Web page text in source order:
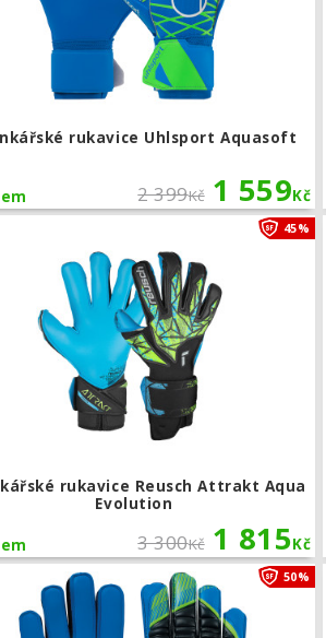
rukavice Uhlsport Aquasoft
2 399Kč 1 559Kč
rukavice Reusch Attrakt Aqua
Evolution
3 300Kč 1 815Kč
45%
50%